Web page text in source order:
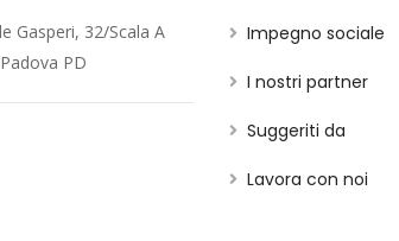
Gasperi, 32/Scala A
PD
Impegno sociale
I nostri partner
Suggeriti da
Lavora con noi